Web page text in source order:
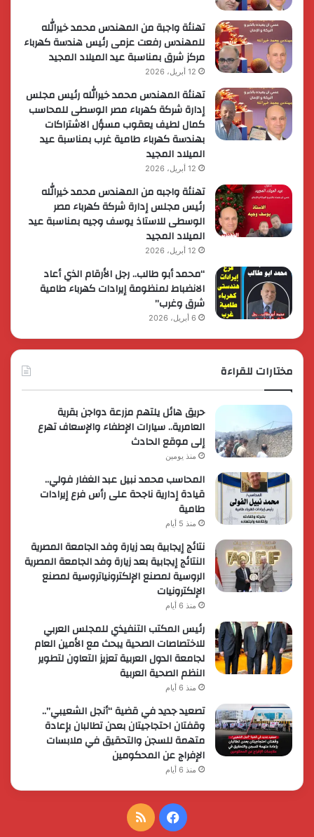
تهنئة واجبة من المهندس محمد خيرالله
للمهندس رفعت عزمى رئيس هندسة كهرباء
مركز شرق بمناسبة عيد الميلاد المجيد
12 أبريل، 2026
تهنئة المهندس محمد خيرالله رئيس مجلس
إدارة شركة كهرباء مصر الوسطى للمحاسب
كمال لطيف يعقوب مسؤل الاشتراكات
بهندسة كهرباء طامية غرب بمناسبة عيد
الميلاد المجيد
12 أبريل، 2026
تهنئة واجبه من المهندس محمد خيرالله
رئيس مجلس إدارة شركة كهرباء مصر
الوسطى للاستاذ يوسف وجيه بمناسبة عيد
الميلاد المجيد
12 أبريل، 2026
“محمد أبو طالب.. رجل الأرقام الذي أعاد
الانضباط لمنظومة إيرادات كهرباء طامية
شرق وغرب”
6 أبريل، 2026
مختارات للقراءة
حريق هائل يلتهم مزرعة دواجن بقرية
العامرية.. سيارات الإطفاء والإسعاف تهرع
إلى موقع الحادث
منذ يومين
المحاسب محمد نبيل عبد الغفار فولي..
قيادة إدارية ناجحة على رأس فرع إيرادات
طامية
منذ 5 أيام
نتائج إيجابية بعد زيارة وفد الجامعة المصرية
النتائج إيجابية بعد زيارة وفد الجامعة المصرية
الروسية لمصنع الإلكترونياتروسية لمصنع
الإلكترونيات
منذ 6 أيام
رئيس المكتب التنفيذي للمجلس العربي
للاختصاصات الصحية يبحث مع الأمين العام
لجامعة الدول العربية تعزيز التعاون لتطوير
النظم الصحية العربية
منذ 6 أيام
تصعيد جديد في قضية “أنجل الشعيبي”..
وقفتان احتجاجيتان بعدن تطالبان بإعادة
متهمة للسجن والتحقيق في ملابسات
الإفراج عن المحكومين
منذ 6 أيام
فيسبوكملخص